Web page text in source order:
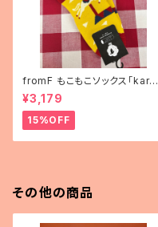
fromF もこもこソックス「karus
elli（メリーゴーランド）」
¥3,179
15%OFF
その他の商品